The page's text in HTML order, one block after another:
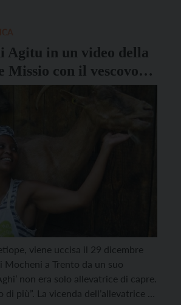
Agitu in un video della
Missio con il vescovo
viene uccisa il 29 dicembre
Mocheni a Trento da un suo
non era solo allevatrice di capre.
di più”. La vicenda dell’allevatrice di